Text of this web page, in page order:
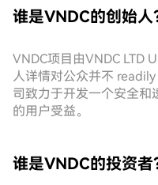
谁是VNDC的创始人
VNDC项目由VNDC LTD
人详情对公众并不
司致力于开发一个安全和
的用户受益。
谁是VNDC的投资者